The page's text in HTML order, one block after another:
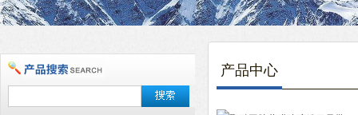
产品中心